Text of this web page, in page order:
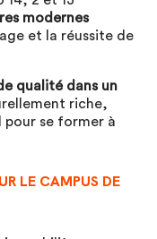
modernes
et la réussite de
qualité dans un
riche,
pour se former à
LE CAMPUS DE